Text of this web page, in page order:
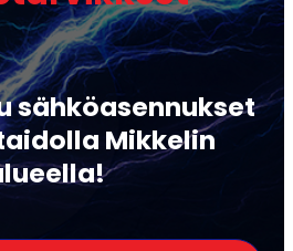
sähköasennukset
Mikkelin